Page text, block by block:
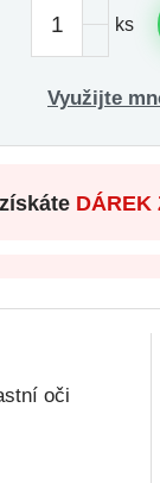
ks
Využijte
DÁREK
oči